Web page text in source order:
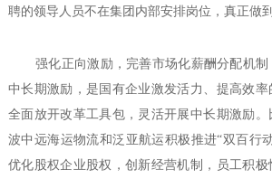
聘的领导人员不在集团内部安排岗位，真正做到
强化正向激励，完善市场化薪酬分配机制
中长期激励，是国有企业激发活力、提高效
全面放开改革工具包，灵活开展中长期激励
波中远海运物流和泛亚航运积极推进“双百行
优化股权企业股权，创新经营机制，员工积